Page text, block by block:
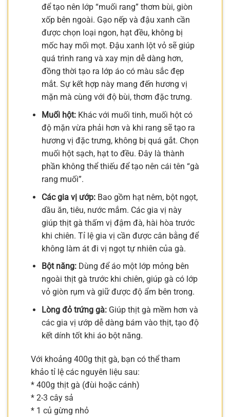
để tạo nên lớp “muối rang” thơm bùi, giòn
xốp bên ngoài. Gạo nếp và đậu xanh cần
được chọn loại ngon, hạt đều, không bị
mốc hay mối mọt. Đậu xanh lột vỏ sẽ giúp
quá trình rang và xay mịn dễ dàng hơn,
đồng thời tạo ra lớp áo có màu sắc đẹp
mắt. Sự kết hợp này mang đến hương vị
mặn mà cùng với độ bùi, thơm đặc trưng.
Muối hột:Khác với muối tinh, muối hột có
độ mặn vừa phải hơn và khi rang sẽ tạo ra
hương vị đặc trưng, không bị quá gắt. Chọn
muối hột sạch, hạt to đều. Đây là thành
phần không thể thiếu để tạo nên cái tên “gà
rang muối”.
Các gia vị ướp:Bao gồm hạt nêm, bột ngọt,
dầu ăn, tiêu, nước mắm. Các gia vị này
giúp thịt gà thấm vị đậm đà, hài hòa trước
khi chiên. Tỉ lệ gia vị cần được cân bằng để
không làm át đi vị ngọt tự nhiên của gà.
Bột năng:Dùng để áo một lớp mỏng bên
ngoài thịt gà trước khi chiên, giúp gà có lớp
vỏ giòn rụm và giữ được độ ẩm bên trong.
Lòng đỏ trứng gà:Giúp thịt gà mềm hơn và
các gia vị ướp dễ dàng bám vào thịt, tạo độ
kết dính tốt khi áo bột năng.
Với khoảng 400g thịt gà, bạn có thể tham
khảo tỉ lệ các nguyên liệu sau:
* 400g thịt gà (đùi hoặc cánh)
* 2-3 cây sả
* 1 củ gừng nhỏ